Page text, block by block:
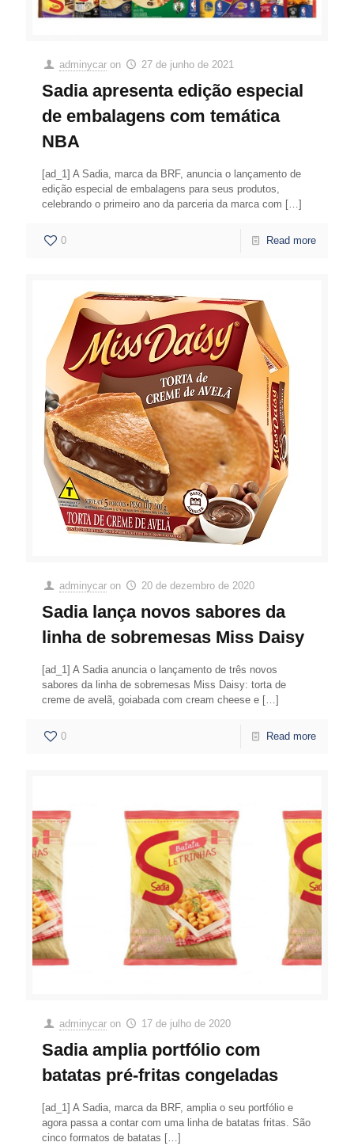
adminycar on 27 de junho de 2021
Sadia apresenta edição especial
de embalagens com temática
NBA
[ad_1] A Sadia, marca da BRF, anuncia o lançamento de
edição especial de embalagens para seus produtos,
celebrando o primeiro ano da parceria da marca com […]
0 Read more
adminycar on 20 de dezembro de 2020
Sadia lança novos sabores da
linha de sobremesas Miss Daisy
[ad_1] A Sadia anuncia o lançamento de três novos
sabores da linha de sobremesas Miss Daisy: torta de
creme de avelã, goiabada com cream cheese e […]
0 Read more
adminycar on 17 de julho de 2020
Sadia amplia portfólio com
batatas pré-fritas congeladas
[ad_1] A Sadia, marca da BRF, amplia o seu portfólio e
agora passa a contar com uma linha de batatas fritas. São
cinco formatos de batatas […]